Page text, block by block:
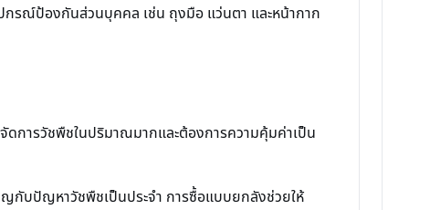
กรณ์ป้องกันส่วนบุคคล เช่น ถุงมือ แว่นตา และหน้ากาก
การวัชพืชในปริมาณมากและต้องการความคุ้มค่าเป็น
ญกับปัญหาวัชพืชเป็นประจำ การซื้อแบบยกลังช่วยให้